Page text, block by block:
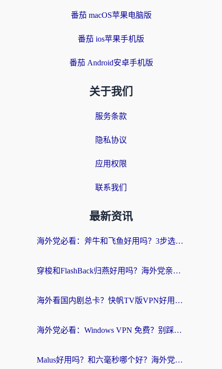
番茄 macOS苹果电脑版
番茄 ios苹果手机版
番茄 Android安卓手机版
关于我们
服务条款
隐私协议
应用权限
联系我们
最新资讯
海外党必看：斧牛和飞鱼好用吗？3步选对回国加速器，无缝刷剧玩国服
穿梭和FlashBack归燕好用吗？海外党亲测3款热门回国加速器，教你选对不踩坑
海外看国内剧总卡？快帆TV版VPN好用吗？和快滚VPN对比哪个回国效果更好？
海外党必看：Windows VPN 免费？别踩坑！教你选对好用的国内加速器无缝回国
Malus好用吗？和六毫秒哪个好？海外党选回国加速器的避坑指南